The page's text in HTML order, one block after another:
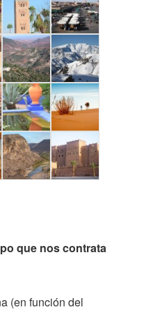
que nos contrata
(en función del